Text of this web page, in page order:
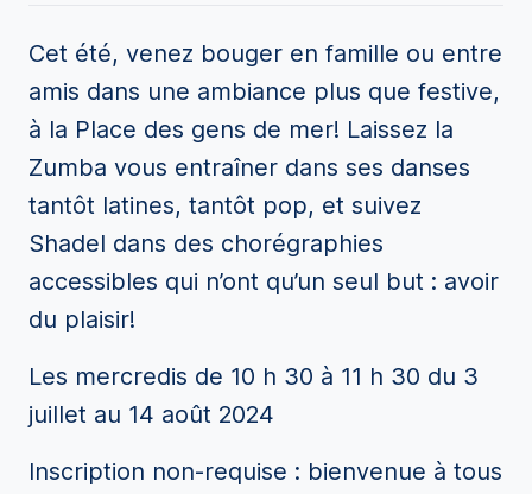
Cet été, venez bouger en famille ou entre
amis dans une ambiance plus que festive,
à la Place des gens de mer! Laissez la
Zumba vous entraîner dans ses danses
tantôt latines, tantôt pop, et suivez
Shadel dans des chorégraphies
accessibles qui n’ont qu’un seul but : avoir
du plaisir!
Les mercredis de 10 h 30 à 11 h 30 du 3
juillet au 14 août 2024
Inscription non-requise : bienvenue à tous